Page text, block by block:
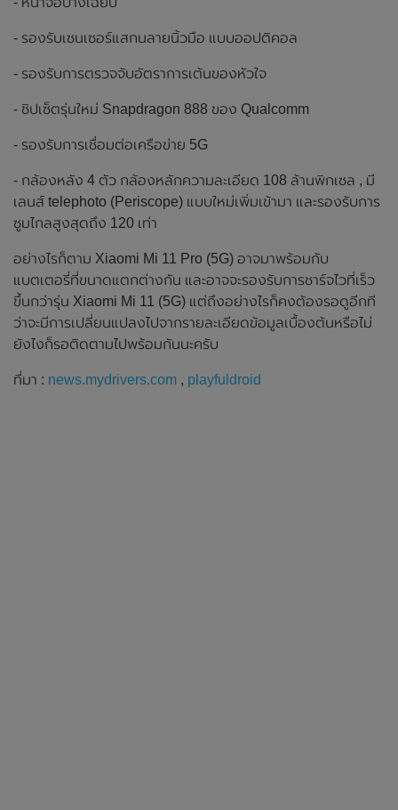
- รองรับเซนเซอร์แสกนลายนิ้วมือ แบบออปติคอล
- รองรับการตรวจจับอัตราการเต้นของหัวใจ
- ชิปเซ็ตรุ่นใหม่ Snapdragon 888 ของ Qualcomm
- รองรับการเชื่อมต่อเครือข่าย 5G
- กล้องหลัง 4 ตัว กล้องหลักความละเอียด 108 ล้านพิกเซล , มี
เลนส์ telephoto (Periscope) แบบใหม่เพิ่มเข้ามา และรองรับการ
ซูมไกลสูงสุดถึง 120 เท่า
อย่างไรก็ตาม Xiaomi Mi 11 Pro (5G) อาจมาพร้อมกับ
แบตเตอรี่ที่ขนาดแตกต่างกัน และอาจจะรองรับการชาร์จไวที่เร็ว
ขึ้นกว่ารุ่น Xiaomi Mi 11 (5G) แต่ถึงอย่างไรก็คงต้องรอดูอีกที
ว่าจะมีการเปลี่ยนแปลงไปจากรายละเอียดข้อมูลเบื้องต้นหรือไม่
ยังไงก็รอติดตามไปพร้อมกันนะครับ
ที่มา : news.mydrivers.com , playfuldroid